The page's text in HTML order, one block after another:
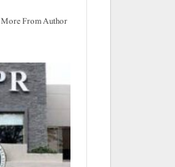
More From Author